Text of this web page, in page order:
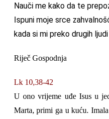
Nauči me kako da te
Ispuni moje srce
kada si mi preko drugih
Riječ Gospodnja
Lk 10,38-42
U ono vrijeme uđe Isus u
Marta, primi ga u kuću.